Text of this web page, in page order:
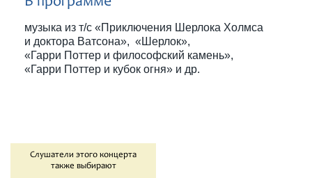
музыка из т/с «Приключения Шерлока Холмса
и доктора Ватсона», «Шерлок»,
«Гарри Поттер и философский камень»,
«Гарри Поттер и кубок огня» и др.
Слушатели этого концерта
также выбирают